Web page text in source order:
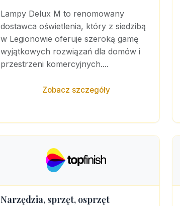
Lampy Delux M to renomowany
dostawca oświetlenia, który z siedzibą
w Legionowie oferuje szeroką gamę
wyjątkowych rozwiązań dla domów i
przestrzeni komercyjnych....
Zobacz szczegóły
Narzędzia, sprzęt, osprzęt